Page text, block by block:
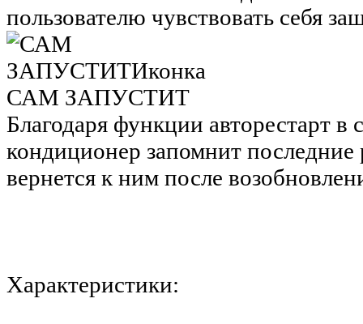
пользователю чувствовать себя
САМ ЗАПУСТИТ
Благодаря функции авторестарт в
кондиционер запомнит последние
вернется к ним после
Характеристики: